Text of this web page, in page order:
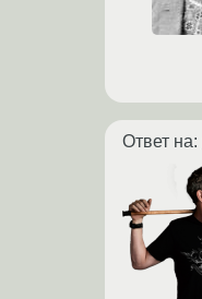
Ответ на: